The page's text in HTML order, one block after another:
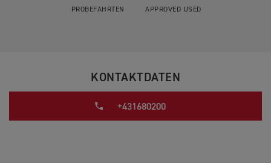
PROBEFAHRTEN
APPROVED USED
KONTAKTDATEN
+431680200